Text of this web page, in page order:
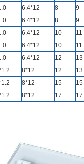
6.4*12 8 9
6.4*12 8 9
6.4*12 10 11
6.4*12 10 11
6.4*12 12 13
8*12 12 13
8*12 15 15
8*12 17 17